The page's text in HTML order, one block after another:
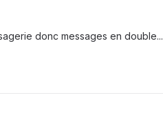
donc messages en double...